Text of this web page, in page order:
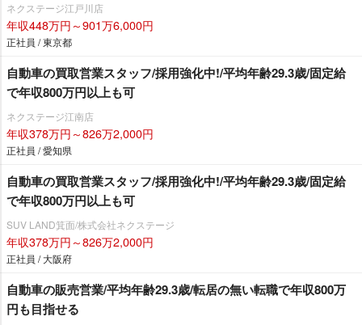
ネクステージ江戸川店
年収448万円～901万6,000円
正社員 / 東京都
自動車の買取営業スタッフ/採用強化中!/平均年齢29.3歳/固定給
で年収800万円以上も可
ネクステージ江南店
年収378万円～826万2,000円
正社員 / 愛知県
自動車の買取営業スタッフ/採用強化中!/平均年齢29.3歳/固定給
で年収800万円以上も可
SUV LAND箕面/株式会社ネクステージ
年収378万円～826万2,000円
正社員 / 大阪府
自動車の販売営業/平均年齢29.3歳/転居の無い転職で年収800万
円も目指せる